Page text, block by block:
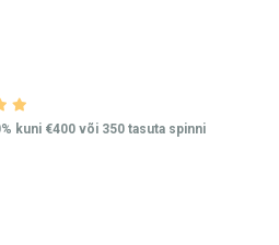
kuni €400 või 350 tasuta spinni